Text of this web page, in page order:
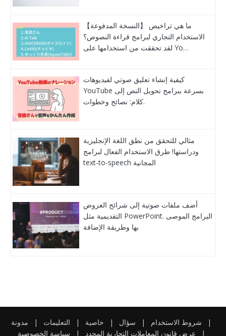
【النسخة المدفوعة】 ما هي تراخيص
الاستخدام التجاري لبرامج قراءة النصوص؟
لقد تحققت من استخدامها على Yo…
كيفية إنشاء تعليق صوتي لفيديوهات
YouTube بسرعة ببرامج تحويل النص إلى
كلام: نصائح وخطوات.
مثالي للتحقق من نطق اللغة الإنجليزية
ودراستها! طرق الاستخدام الفعال لبرامج
text-to-speech المجانية
أضف ملفات صوتية إلى شرائح العروض
التقديمية مثل PowerPoint. البرامج الموصى
بها وطريقة الإضافة
مدونة | التعليمات | خاصية | سؤال | شروط الاستخدام
|
سياسة الخصوصية
| عرض قانون المعاملات التجارية المحدد |